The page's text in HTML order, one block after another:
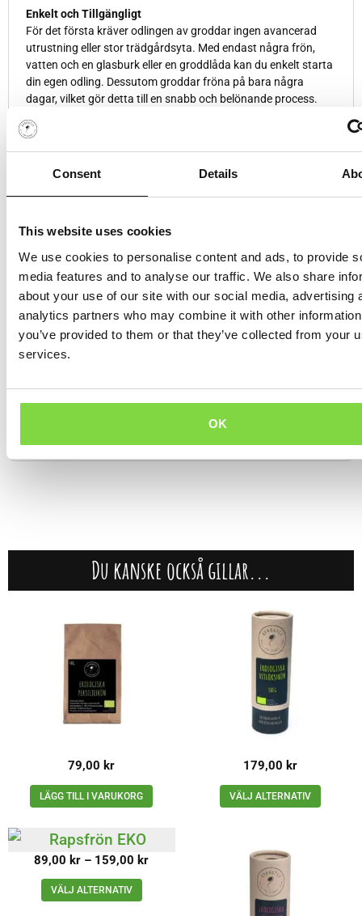
Consent Details
This website uses cookies
We use cookies to personalise content and ads, to provide
media features and to analyse our traffic. We also share
about your use of our site with our social media, advertising
analytics partners who may combine it with other
you’ve provided to them or that they’ve collected from your
services.
OK
Enkelt och Tillgängligt
För det första kräver odlingen av groddar ingen avancerad
utrustning eller stor trädgårdsyta. Med endast några frön,
vatten och en glasburk eller en groddlåda kan du enkelt starta
din egen odling. Dessutom groddar fröna på bara några
dagar, vilket gör detta till en snabb och belönande process.
Rolig Familjeaktivitet
för dag. Genom att delta i odlingen får de också en utmärkt
möjlighet att lära sig om växtlivscykler och näringslära på ett
Förutom att vara vackra, är groddar är fulla av antioxidanter,
vitaminer och mineraler. De är låga i kalorier men rika på
näring, vilket gör dem till ett perfekt tillskott till smoothies,
sallader och smörgåsar. Genom att odla dina egna groddar
kan du säkerställa att de är färska och fria från
bekämpningsmedel.
roligt och nyttigt sätt att förbättra din kost och njuta av
nyttiga godsaker. Börja din odlingsresa idag och upptäck alla
fördelar med att ha färska groddar tillgängliga året om!
Du kanske också gillar...
79,00 kr
LÄGG TILL I VARUKORG
179,00 kr
VÄLJ ALTERNATIV
89,00 kr – 159,00 kr
VÄLJ ALTERNATIV